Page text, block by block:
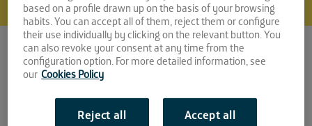
based on a profile drawn up on the basis of your browsing
habits. You can accept all of them, reject them or configure
their use individually by clicking on the relevant button. You
can also revoke your consent at any time from the
configuration option. For more detailed information, see
our Cookies Policy
Reject all Accept all